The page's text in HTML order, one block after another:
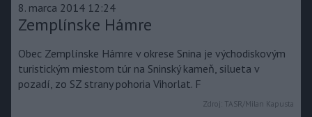
8. marca 2014 12:24
Zemplínske Hámre
Obec Zemplínske Hámre v okrese Snina je východiskovým
turistickým miestom túr na Sninský kameň, silueta v
pozadí, zo SZ strany pohoria Vihorlat. F
Zdroj: TASR/Milan Kapusta